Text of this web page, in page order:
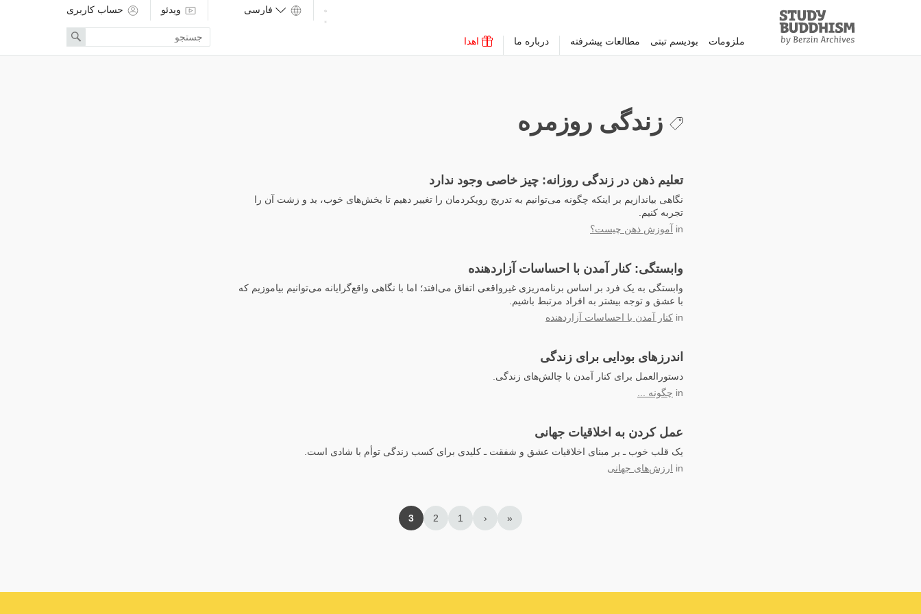
Study
Buddhism
Home
ملزومات بودیسم تبتی مطالعات پیشرفته درباره ما اهدا
ویدئو حساب کاربری
search
term
Search
زندگی روزمره
تعلیم ذهن در زندگی روزانه: چیز خاصی وجود ندارد
نگاهی بیاندازیم بر اینکه چگونه می‌توانیم به تدریج رویکردمان را تغییر دهیم تا بخش‌های خوب، بد و زشت آن را
تجربه کنیم.
in آموزش ذهن چیست؟
وابستگی: کنار آمدن با احساسات آزاردهنده
وابستگی به یک فرد بر اساس برنامه‌ریزی غیرواقعی اتفاق می‌افتد؛ اما با نگاهی واقع‌گرایانه می‌توانیم بیاموزیم که
با عشق و توجه بیشتر به افراد مرتبط باشیم.
in کنار آمدن با احساسات آزاردهنده
اندرزهای بودایی برای زندگی
دستورالعمل‌ برای کنار آمدن با چالش‌های زندگی.
in چگونه ...
عمل کردن به اخلاقیات جهانی
یک قلب خوب ـ بر مبنای اخلاقیات عشق و شفقت ـ کلیدی برای کسب زندگی توأم با شادی است.
in ارزش‌های جهانی
«
‹
1
2
3